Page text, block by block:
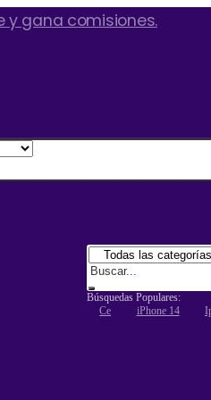
y gana comisiones.
Búsquedas Populares:
Ce
IPhone 14